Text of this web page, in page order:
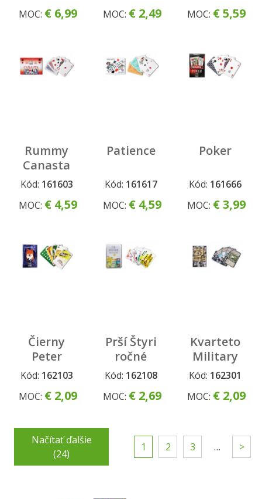
MOC: € 6,99
MOC: € 2,49
MOC: € 5,59
Rummy
Canasta
Kód: 161603
MOC: € 4,59
Patience
Kód: 161617
MOC: € 4,59
Poker
Kód: 161666
MOC: € 3,99
Čierny
Peter
Zvieratká
Kód: 162103
MOC: € 2,09
Prší Štyri
ročné
obdobia
Kód: 162108
MOC: € 2,69
Kvarteto
Military
Lietadlá
Kód: 162301
MOC: € 2,09
Načítať ďalšie
(24)
1 2 3 … >